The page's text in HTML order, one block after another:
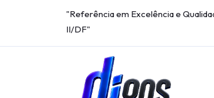
"Referência em Excelência e
II/DF"